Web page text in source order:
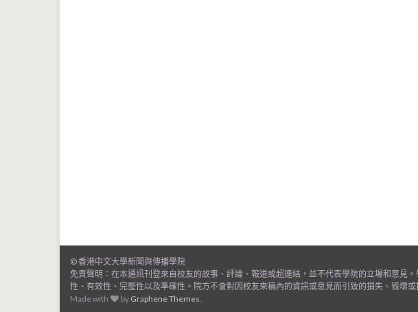
© 香港中文大學新聞與傳播學院
免責聲明：在本通訊刊登來自校友的故事、評論、報道或超連結，並不代表學院的立場和意見
性、有效性、完整性以及準確性。院方不會對因校友來稿內的資訊或意見而引致的損失、毀壞或
Made with
by Graphene Themes.